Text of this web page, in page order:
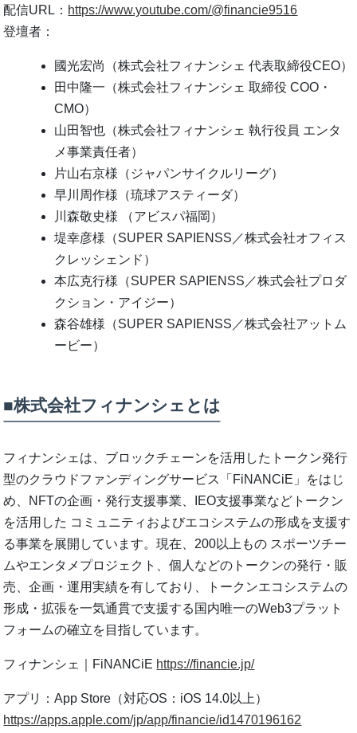
配信URL： https://www.youtube.com/@financie9516
登壇者：
國光宏尚（株式会社フィナンシェ 代表取締役CEO）
田中隆一（株式会社フィナンシェ 取締役 COO・
CMO）
山田智也（株式会社フィナンシェ 執行役員 エンタ
メ事業責任者）
片山右京様（ジャパンサイクルリーグ）
早川周作様（琉球アスティーダ）
川森敬史様 （アビスパ福岡）
堤幸彦様（SUPER SAPIENSS／株式会社オフィス
クレッシェンド）
本広克行様（SUPER SAPIENSS／株式会社プロダ
クション・アイジー）
森谷雄様（SUPER SAPIENSS／株式会社アットム
ービー）
■株式会社フィナンシェとは
フィナンシェは、ブロックチェーンを活用したトークン発行
型のクラウドファンディングサービス「FiNANCiE」をはじ
め、NFTの企画・発行支援事業、IEO支援事業などトークン
を活用した コミュニティおよびエコシステムの形成を支援す
る事業を展開しています。現在、200以上もの スポーツチー
ムやエンタメプロジェクト、個人などのトークンの発行・販
売、企画・運用実績を有しており、トークンエコシステムの
形成・拡張を一気通貫で支援する国内唯一のWeb3プラット
フォームの確立を目指しています。
フィナンシェ｜FiNANCiE https://financie.jp/
アプリ：App Store（対応OS：iOS 14.0以上）
https://apps.apple.com/jp/app/financie/id1470196162